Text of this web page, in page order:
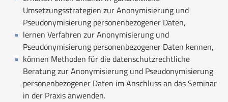
Umsetzungsstrategien zur Anonymisierung und
Pseudonymisierung personenbezogener Daten,
lernen Verfahren zur Anonymisierung und
Pseudonymisierung personenbezogener Daten kennen,
können Methoden für die datenschutzrechtliche
Beratung zur Anonymisierung und Pseudonymisierung
personenbezogener Daten im Anschluss an das Seminar
in der Praxis anwenden.